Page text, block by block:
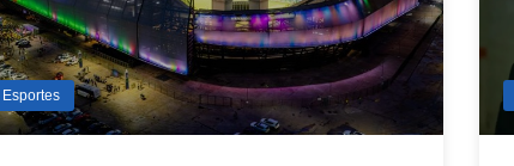
Esportes